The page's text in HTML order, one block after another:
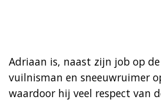
Adriaan is, naast zijn job op
vuilnisman en sneeuwruimer
waardoor hij veel respect van